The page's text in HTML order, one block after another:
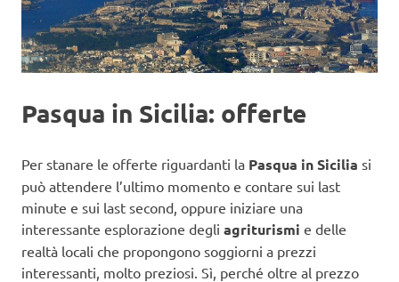
Pasqua in Sicilia: offerte
Per stanare le offerte riguardanti la Pasqua in Sicilia si
può attendere l’ultimo momento e contare sui last
minute e sui last second, oppure iniziare una
interessante esplorazione degli agriturismi e delle
realtà locali che propongono soggiorni a prezzi
interessanti, molto preziosi. Sì, perché oltre al prezzo